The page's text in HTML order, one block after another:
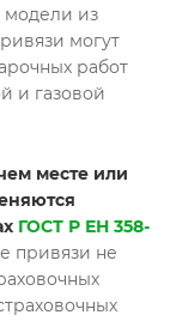
модели из
могут
работ
и газовой
месте или
ГОСТ Р ЕН 358-
привязи не